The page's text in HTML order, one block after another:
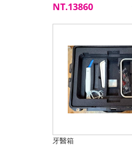
NT.13860
牙醫箱